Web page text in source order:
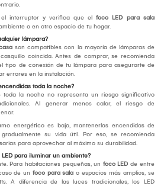
interruptor y verifica que el foco LED para sala
o en otro espacio de tu hogar.
lámpara?
son compatibles con la mayoría de lámparas de
coincida. Antes de comprar, se recomienda
tipo de conexión de tu lámpara para asegurarte de
errores en la instalación.
toda la noche?
toda la noche no representa un riesgo significativo
Al generar menos calor, el riesgo de
energético es bajo, mantenerlas encendidas de
su vida útil. Por eso, se recomienda
para aprovechar al máximo su durabilidad.
para iluminar un ambiente?
Para habitaciones pequeñas, un foco LED de entre
de un foco para sala o espacios más amplios, se
A diferencia de las luces tradicionales, los LED